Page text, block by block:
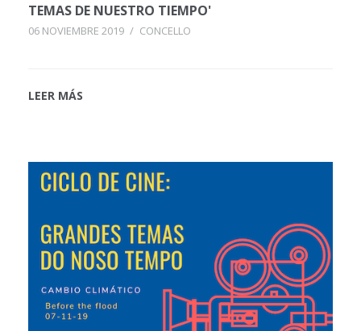
TEMAS DE NUESTRO TIEMPO'
06 NOVIEMBRE 2019 / CONCELLO
LEER MÁS